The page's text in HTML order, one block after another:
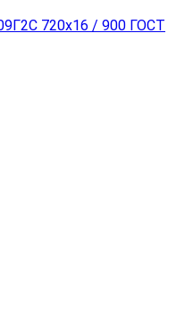
720x16 / 900 ГОСТ